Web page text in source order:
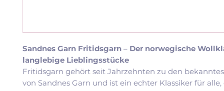
Sandnes Garn Fritidsgarn – Der norwegische
langlebige Lieblingsstücke
Fritidsgarn gehört seit Jahrzehnten zu den
von Sandnes Garn und ist ein echter Klassiker für alle,